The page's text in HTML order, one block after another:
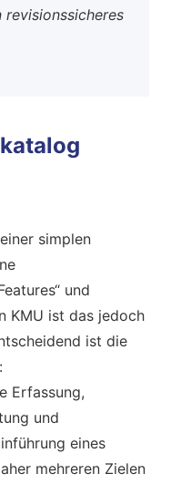
revisionssicheres
simplen
und
KMU ist das jedoch
ist die
Erfassung,
und
eines
mehreren Zielen